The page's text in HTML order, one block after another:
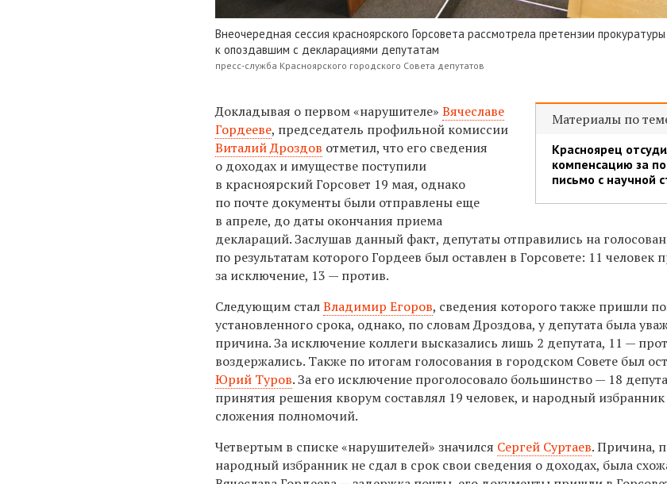
Внеочередная сессия красноярского Горсовета рассмотрела претензии прокуратуры
к опоздавшим с декларациями депутатам
пресс-служба Красноярского городского Совета депутатов
Материалы по
Красноярец
компенсацию за
письмо с научной
Докладывая о первом «нарушителе»Вячеславе
Гордееве, председатель профильной комиссии
Виталий Дроздов отметил, что его сведения
о доходах и имуществе поступили
в красноярский Горсовет 19 мая, однако
по почте документы были отправлены еще
в апреле, до даты окончания приема
деклараций. Заслушав данный факт, депутаты отправились на
по результатам которого Гордеев был оставлен в Горсовете: 11 человек
за исключение, 13 — против.
Следующим сталВладимир Егоров, сведения которого также пришли
установленного срока, однако, по словам Дроздова, у депутата была
причина. За исключение коллеги высказались лишь 2 депутата, 11 —
воздержались. Также по итогам голосования в городском Совете был
Юрий Туров. За его исключение проголосовало большинство — 18
принятия решения кворум составлял 19 человек, и народный
сложения полномочий.
Четвертым в списке «нарушителей» значился Сергей Суртаев. Причина,
народный избранник не сдал в срок свои сведения о доходах, была